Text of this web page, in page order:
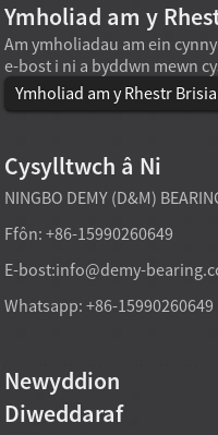
Ymholiad am y
Am ymholiadau am ein
e-bost i ni a byddwn mewn
Ymholiad am y Rhestr
Cysylltwch â Ni
NINGBO DEMY (D&M)
Ffôn: +86-15990260649
E-bost:info@demy-
Whatsapp: +86-15990260649
Newyddion
Diweddaraf